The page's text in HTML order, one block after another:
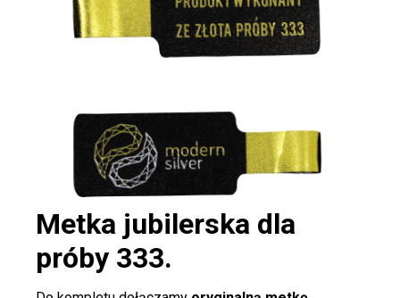
Metka jubilerska dla
próby 333.